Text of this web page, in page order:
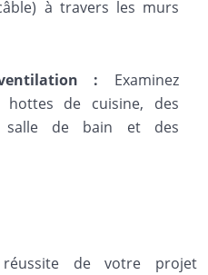
à travers les murs
: Examinez
hottes de cuisine, des
salle de bain et des
de votre projet